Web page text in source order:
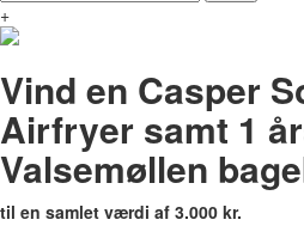
+
Vind en Casper
Airfryer samt 1
Valsemøllen
til en samlet værdi af 3.000 kr.